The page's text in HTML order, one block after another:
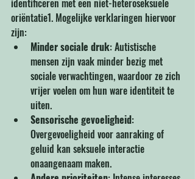
identificeren met een niet-heteroseksuele
oriëntatie1. Mogelijke verklaringen hiervoor
zijn:
Minder sociale druk: Autistische
mensen zijn vaak minder bezig met
sociale verwachtingen, waardoor ze zich
vrijer voelen om hun ware identiteit te
uiten.
Sensorische gevoeligheid:
Overgevoeligheid voor aanraking of
geluid kan seksuele interactie
onaangenaam maken.